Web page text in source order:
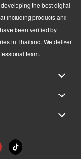
the best digital
including products and
been verified by
in Thailand. We deliver
team.